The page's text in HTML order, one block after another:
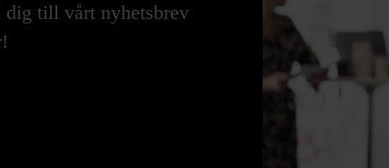
dig till vårt nyhetsbrev